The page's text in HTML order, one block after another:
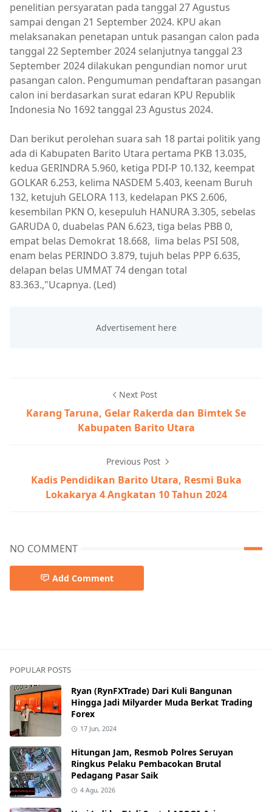
penelitian persyaratan pada tanggal 27 Agustus
sampai dengan 21 September 2024. KPU akan
melaksanakan penetapan untuk pasangan calon pada
tanggal 22 September 2024 selanjutnya tanggal 23
September 2024 dilakukan pengundian nomor urut
pasangan calon. Pengumuman pendaftaran pasangan
calon ini berdasarkan surat edaran KPU Republik
Indonesia No 1692 tanggal 23 Agustus 2024.
Dan berikut perolehan suara sah 18 partai politik yang
ada di Kabupaten Barito Utara pertama PKB 13.035,
kedua GERINDRA 5.960, ketiga PDI-P 10.132, keempat
GOLKAR 6.253, kelima NASDEM 5.403, keenam Buruh
132, ketujuh GELORA 113, kedelapan PKS 2.606,
kesembilan PKN O, kesepuluh HANURA 3.305, sebelas
GARUDA 0, duabelas PAN 6.623, tiga belas PBB 0,
empat belas Demokrat 18.668, lima belas PSI 508,
enam belas PERINDO 3.879, tujuh belas PPP 6.635,
delapan belas UMMAT 74 dengan total
83.363.,"Ucapnya. (Led)
Next Post
Karang Taruna, Gelar Rakerda dan Bimtek Se
Kabupaten Barito Utara
Previous Post
Kadis Pendidikan Barito Utara, Resmi Buka
Lokakarya 4 Angkatan 10 Tahun 2024
NO COMMENT
Add Comment
POPULAR POSTS
Ryan (RynFXTrade) Dari Kuli Bangunan
Hingga Jadi Milyarder Muda Berkat Trading
Forex
17 Jun, 2024
Hitungan Jam, Resmob Polres Seruyan
Ringkus Pelaku Pembacokan Brutal
Pedagang Pasar Saik
4 Agu, 2026